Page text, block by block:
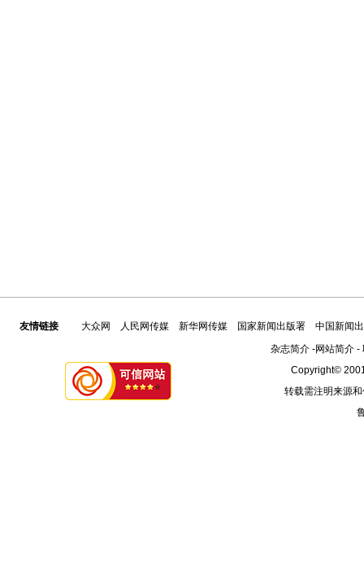
友情链接 大众网 人民网传媒 新华网传媒 国家新闻出版署
中国新闻
杂志简介-网站简介-
Copyright©
转载需注明来源